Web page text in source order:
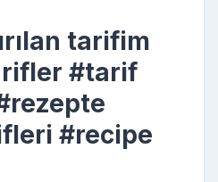
tarifim
#tarif
#recipe